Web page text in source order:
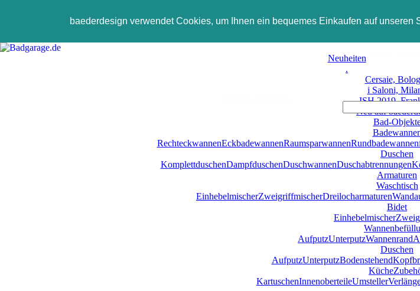
baederdesign verwendet Cookies, um Ihnen ein bequemes Einkaufen auf unseren
Neuheiten
.
Cersaie,
i Saloni,
ISH 2019,
Neu auf
Bad-
RechteckwannenEckbadewannenRaumsparwannenRundbadewannen
Duschen
KomplettduschenDampfduschenDuschwannenDuschabtrennungen
Armaturen
Waschtisch
EinhebelmischerZweigriffmischerDreilocharmaturen
Bidet
Einhebelmischer
AufputzUnterputzWannenrand
Duschen
AufputzUnterputzBodenstehend
Küche
KartuschenInnenoberteileUmsteller